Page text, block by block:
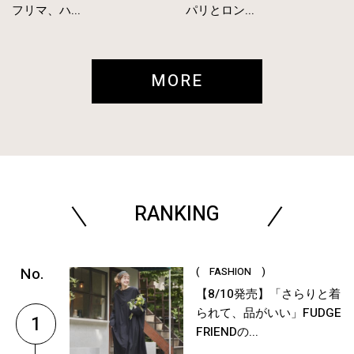
フリマ、ハ... パリとロン...
MORE
RANKING
1
( FASHION )
【8/10発売】「さらりと着
られて、品がいい」FUDGE
FRIENDの...